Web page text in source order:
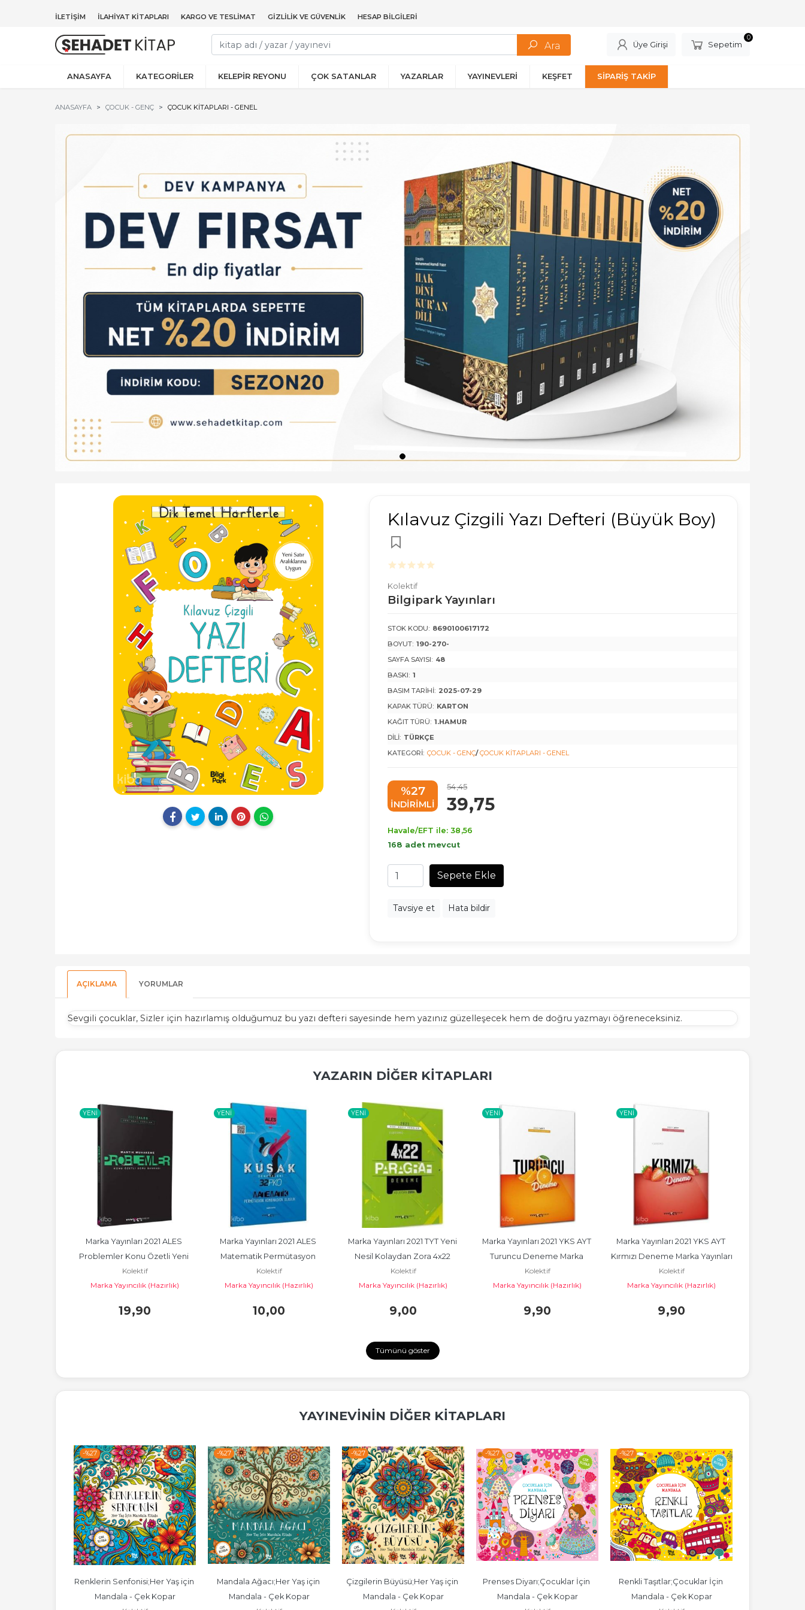
İLETIŞIM İLAHIYAT KITAPLARI KARGO VE TESLIMAT GIZLILIK VE GÜVENLIK HESAP BILGILERI
Üye Girişi Sepetim
0
ANASAYFA KATEGORİLER KELEPİR REYONU ÇOK SATANLAR YAZARLAR YAYINEVLERİ KEŞFET SİPARİŞ TAKİP
ANASAYFA ÇOCUK - GENÇ ÇOCUK KITAPLARI - GENEL
Kılavuz Çizgili Yazı Defteri (Büyük Boy)
Kolektif
Bilgipark Yayınları
STOK KODU: 8690100617172
BOYUT: 190-270-
SAYFA SAYISI: 48
BASKI: 1
BASIM TARIHI: 2025-07-29
KAPAK TÜRÜ: KARTON
KAĞIT TÜRÜ: 1.HAMUR
DILI: TÜRKÇE
KATEGORI: ÇOCUK - GENÇ/ÇOCUK KITAPLARI - GENEL
%27
INDIRIMLI
54,45
39,75
Havale/EFT ile: 38 ,56
168 adet mevcut
Sepete Ekle
Tavsiye et Hata bildir
AÇIKLAMA YORUMLAR
Sevgili çocuklar, Sizler için hazırlamış olduğumuz bu yazı defteri sayesinde hem yazınız güzelleşecek hem de doğru yazmayı öğreneceksiniz.
YAZARIN DIĞER KITAPLARI
YENI
Marka Yayınları 2021 ALES
Problemler Konu Özetli Yeni
Nesil Soru Bankası
Kolektif
Marka Yayıncılık (Hazırlık)
19,90
YENI
Marka Yayınları 2021 ALES
Matematik Permütasyon
Kombinasyon Olasılık...
Kolektif
Marka Yayıncılık (Hazırlık)
10,00
YENI
Marka Yayınları 2021 TYT Yeni
Nesil Kolaydan Zora 4x22
Paragraf Deneme
Kolektif
Marka Yayıncılık (Hazırlık)
9,00
YENI
Marka Yayınları 2021 YKS AYT
Turuncu Deneme Marka
Yayınları
Kolektif
Marka Yayıncılık (Hazırlık)
9,90
YENI
Marka Yayınları 2021 YKS AYT
Kırmızı Deneme Marka Yayınları
Kolektif
Marka Yayıncılık (Hazırlık)
9,90
Tümünü göster
YAYINEVININ DIĞER KITAPLARI
-%27
Renklerin Senfonisi;Her Yaş için
Mandala - Çek Kopar
-%27
Mandala Ağacı;Her Yaş için
Mandala - Çek Kopar
-%27
Çizgilerin Büyüsü;Her Yaş için
Mandala - Çek Kopar
-%27
Prenses Diyarı;Çocuklar İçin
Mandala - Çek Kopar
-%27
Renkli Taşıtlar;Çocuklar İçin
Mandala - Çek Kopar